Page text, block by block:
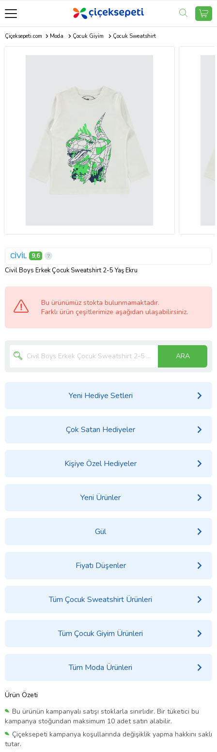
Çiçeksepeti.com Moda Çocuk Giyim Çocuk Sweatshirt
CİVİL 9,6
Civil Boys Erkek Çocuk Sweatshirt 2-5 Yaş Ekru
Bu ürünümüz stokta bulunmamaktadır.
Farklı ürün çeşitlerimize aşağıdan ulaşabilirsiniz.
ARA
Yeni Hediye Setleri
Çok Satan Hediyeler
Kişiye Özel Hediyeler
Yeni Ürünler
Gül
Fiyatı Düşenler
Tüm Çocuk Sweatshirt Ürünleri
Tüm Çocuk Giyim Ürünleri
Tüm Moda Ürünleri
Ürün Özeti
Bu ürünün kampanyalı satışı stoklarla sınırlıdır. Bir tüketici bu
kampanya stoğundan maksimum 10 adet satın alabilir.
Çiçeksepeti kampanya koşullarında değişiklik yapma hakkını saklı
tutar.